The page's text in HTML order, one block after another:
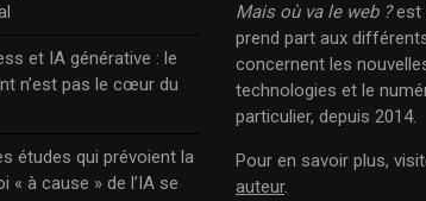
et IA générative : le
n’est pas le cœur du
études qui prévoient la
« à cause » de l’IA se
Mais où va le web ?est
prend part aux
concernent les
technologies et le
particulier, depuis 2014.
Pour en savoir plus,
auteur.